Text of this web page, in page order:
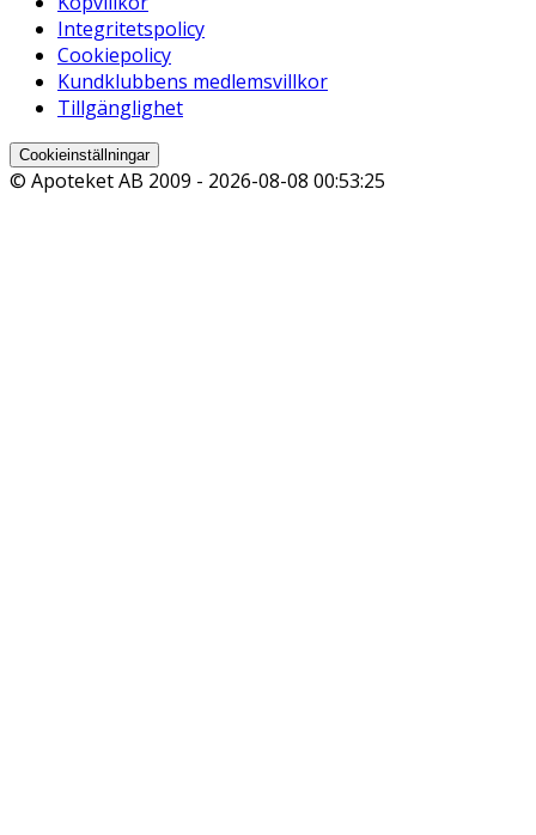
Integritetspolicy
Cookiepolicy
Kundklubbens medlemsvillkor
Tillgänglighet
Cookieinställningar
© Apoteket AB 2009 - 2026-08-08 00:53:25